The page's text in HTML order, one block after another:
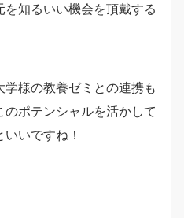
知るいい機会を頂戴する
様の教養ゼミとの連携も
ポテンシャルを活かして
いですね！